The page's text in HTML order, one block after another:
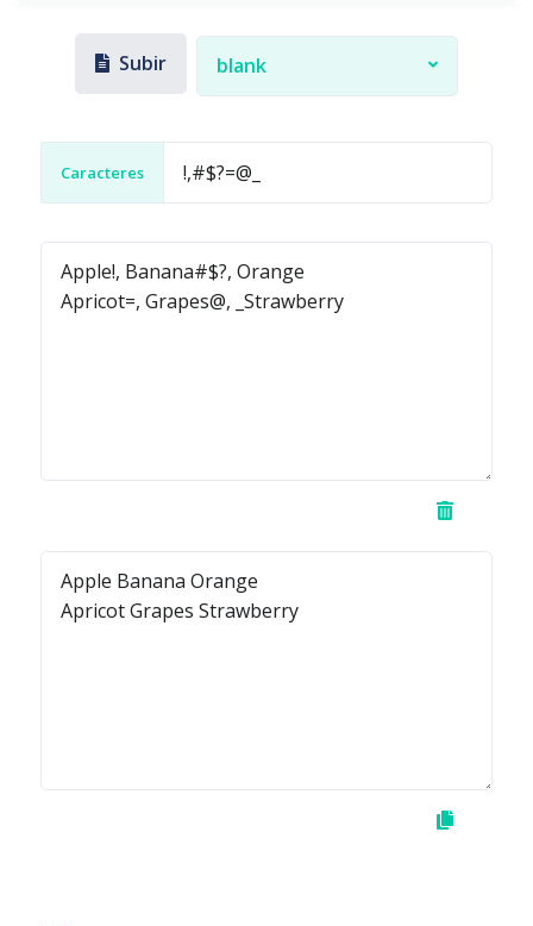
Subir blank
Caracteres